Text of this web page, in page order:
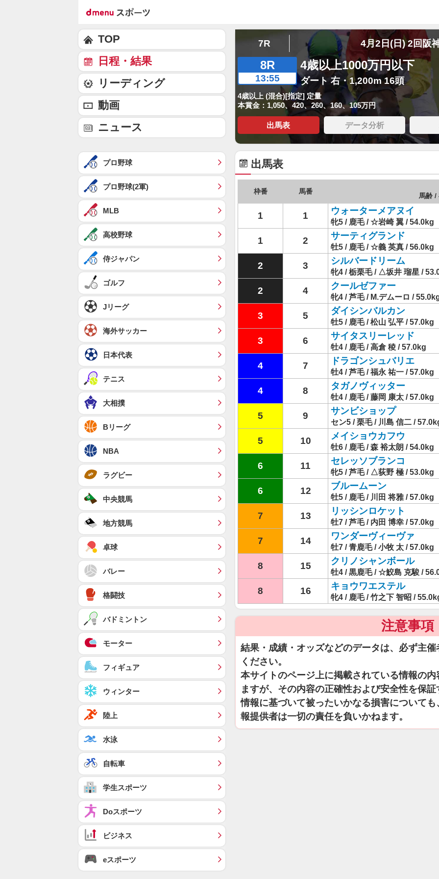
7R 4月2日(日) 2回阪
8R
13:55
4歳以上1000万円以下
ダート 右・1,200m 16頭
4歳以上 (混合)[指定] 定量
本賞金：1,050、420、260、160、105万円
出馬表 データ分析
出馬表
枠番 馬番
馬齢 /
1 1 ウォーターメアヌイ
牝5 / 鹿毛 / ☆岩崎 翼 / 54.0kg
1 2 サーティグランド
牡5 / 鹿毛 / ☆義 英真 / 56.0kg
2 3 シルバードリーム
牝4 / 栃栗毛 / △坂井 瑠星 /
2 4 クールゼファー
牝4 / 芦毛 / M.デムーロ /
3 5 ダイシンバルカン
牡5 / 鹿毛 / 松山 弘平 / 57.0kg
3 6 サイタスリーレッド
牡4 / 鹿毛 / 高倉 稜 / 57.0kg
4 7 ドラゴンシュバリエ
牡4 / 芦毛 / 福永 祐一 / 57.0kg
4 8 タガノヴィッター
牡4 / 鹿毛 / 藤岡 康太 / 57.0kg
5 9 サンビショップ
セン5 / 栗毛 / 川島 信二 /
5 10 メイショウカフウ
牡6 / 鹿毛 / 森 裕太朗 / 54.0kg
6 11 セレッソブランコ
牝5 / 芦毛 / △荻野 極 / 53.0kg
6 12 ブルームーン
牡5 / 鹿毛 / 川田 将雅 / 57.0kg
7 13 リッシンロケット
牡7 / 芦毛 / 内田 博幸 / 57.0kg
7 14 ワンダーヴィーヴァ
牡7 / 青鹿毛 / 小牧 太 / 57.0kg
8 15 クリノシャンボール
牡4 / 黒鹿毛 / ☆鮫島 克駿 /
8 16 キョウワエステル
牝4 / 鹿毛 / 竹之下 智昭 /
注意事項
結果・成績・オッズなどのデータは、必ず主
ください。
本サイトのページ上に掲載されている情報の
ますが、その内容の正確性および安全性を保
情報に基づいて被ったいかなる損害について
報提供者は一切の責任を負いかねます。
TOP
日程・結果
リーディング
動画
ニュース
プロ野球
プロ野球(2軍)
MLB
高校野球
侍ジャパン
ゴルフ
Jリーグ
海外サッカー
日本代表
テニス
大相撲
Bリーグ
NBA
ラグビー
中央競馬
地方競馬
卓球
バレー
格闘技
バドミントン
モーター
フィギュア
ウィンター
陸上
水泳
自転車
学生スポーツ
Doスポーツ
ビジネス
eスポーツ